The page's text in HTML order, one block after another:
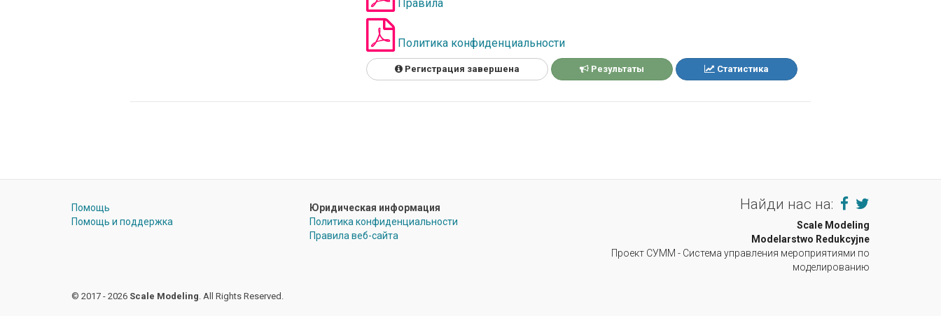
Правила
Политика конфиденциальности
Регистрация завершена Результаты Статистика
Помощь
Помощь и поддержка
Юридическая информация
Политика конфиденциальности
Правила веб-сайта
Найди нас на:
Scale Modeling
Modelarstwo Redukcyjne
Проект СУММ - Система управления мероприятиями по
моделированию
© 2017 - 2026 Scale Modeling. All Rights Reserved.